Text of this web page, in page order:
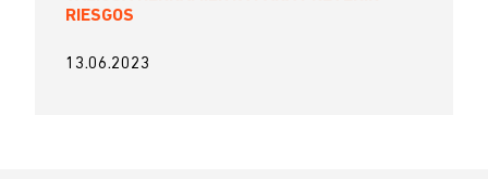
RIESGOS
13.06.2023